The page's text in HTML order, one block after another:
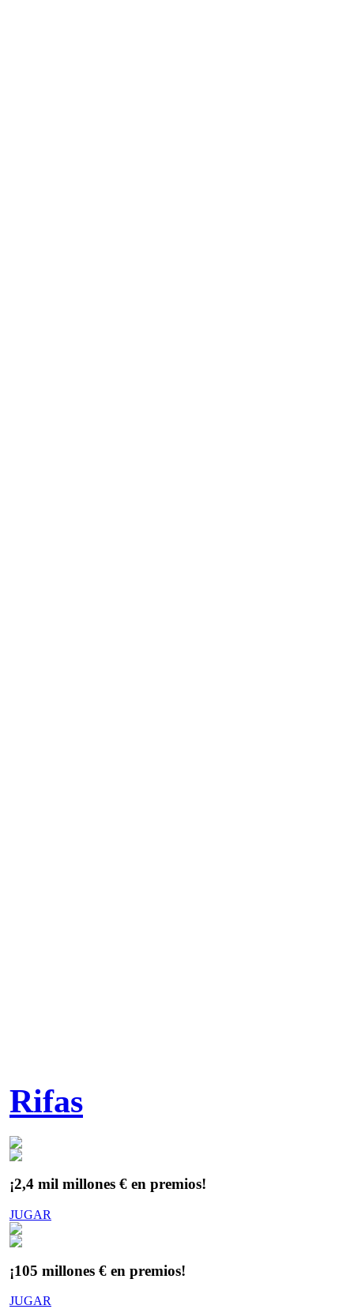
Rifas
¡2,4 mil millones € en premios!
JUGAR
¡105 millones € en premios!
JUGAR